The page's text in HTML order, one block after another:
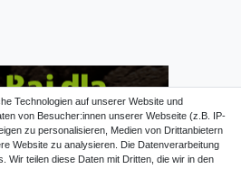
Technologien auf unserer Website und
von Besucher:innen unserer Webseite (z.B. IP-
zu personalisieren, Medien von Drittanbietern
Website zu analysieren. Die Datenverarbeitung
Wir teilen diese Daten mit Dritten, die wir in den